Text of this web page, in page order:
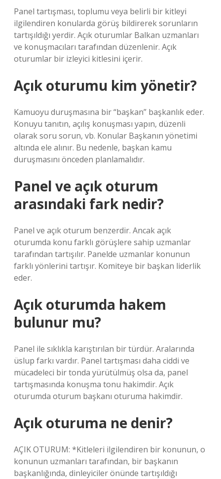
Panel tartışması, toplumu veya belirli bir kitleyi
ilgilendiren konularda görüş bildirerek sorunların
tartışıldığı yerdir. Açık oturumlar Balkan uzmanları
ve konuşmacıları tarafından düzenlenir. Açık
oturumlar bir izleyici kitlesini içerir.
Açık oturumu kim yönetir?
Kamuoyu duruşmasına bir “başkan” başkanlık eder.
Konuyu tanıtın, açılış konuşması yapın, düzenli
olarak soru sorun, vb. Konular Başkanın yönetimi
altında ele alınır. Bu nedenle, başkan kamu
duruşmasını önceden planlamalıdır.
Panel ve açık oturum
arasındaki fark nedir?
Panel ve açık oturum benzerdir. Ancak açık
oturumda konu farklı görüşlere sahip uzmanlar
tarafından tartışılır. Panelde uzmanlar konunun
farklı yönlerini tartışır. Komiteye bir başkan liderlik
eder.
Açık oturumda hakem
bulunur mu?
Panel ile sıklıkla karıştırılan bir türdür. Aralarında
üslup farkı vardır. Panel tartışması daha ciddi ve
mücadeleci bir tonda yürütülmüş olsa da, panel
tartışmasında konuşma tonu hakimdir. Açık
oturumda oturum başkanı oturuma hakimdir.
Açık oturuma ne denir?
AÇIK OTURUM: *Kitleleri ilgilendiren bir konunun, o
konunun uzmanları tarafından, bir başkanın
başkanlığında, dinleyiciler önünde tartışıldığı